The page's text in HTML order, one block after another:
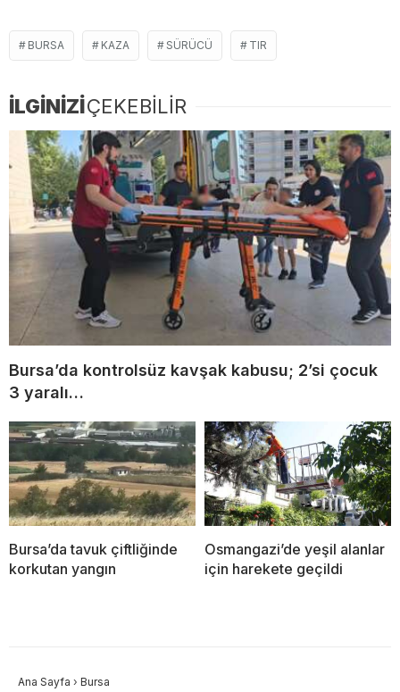
BURSA KAZA SÜRÜCÜ TIR
İLGİNİZİÇEKEBİLİR
Bursa’da kontrolsüz kavşak kabusu; 2’si çocuk
3 yaralı…
Bursa’da tavuk çiftliğinde
korkutan yangın
Osmangazi’de yeşil alanlar
için harekete geçildi
Ana Sayfa › Bursa